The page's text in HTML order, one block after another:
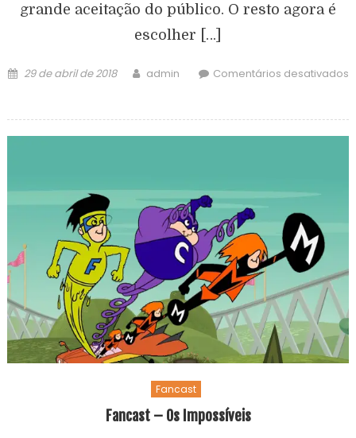
grande aceitação do público. O resto agora é
escolher […]
29 de abril de 2018 admin Comentários desativados
Fancast
Fancast – Os Impossíveis